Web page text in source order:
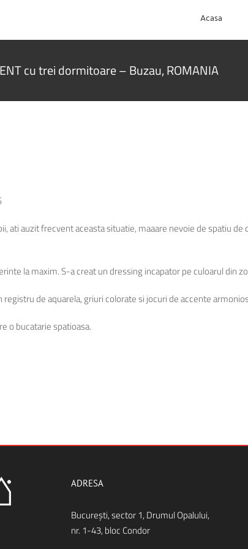
Acasa
cu trei dormitoare – Buzau, ROMANIA
ati auzit frecvent aceasta situatie, maaare nevoie de spatiu
la maxim. S-a creat un dressing incapator pe culoarul
de aquarela, griuri colorate si jocuri de accente
o bucatarie spatioasa.
ADRESA
Bucureşti, sector 1, Drumul Opalului,
nr. 1-43, bloc Condor